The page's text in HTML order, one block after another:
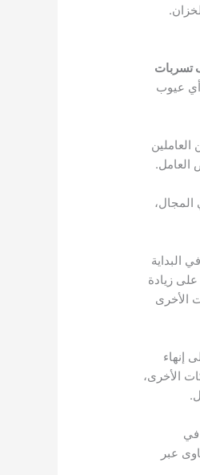
عيوب
العامل.
البداية
زيادة
الأخرى
إنهاء
الأخرى،
في
عبر